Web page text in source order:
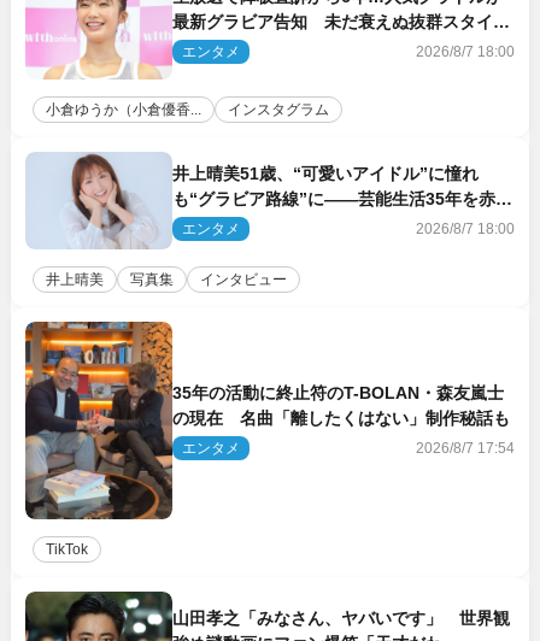
最新グラビア告知 未だ衰えぬ抜群スタイル
に反響
エンタメ 2026/8/7 18:00
小倉ゆうか（小倉優香... インスタグラム
井上晴美51歳、“可愛いアイドル”に憧れ
も“グラビア路線”に――芸能生活35年を赤
裸々に語る 27年ぶりに写真集発売
エンタメ 2026/8/7 18:00
井上晴美 写真集 インタビュー
35年の活動に終止符のT-BOLAN・森友嵐士
の現在 名曲「離したくはない」制作秘話も
エンタメ 2026/8/7 17:54
TikTok
山田孝之「みなさん、ヤバいです」 世界観